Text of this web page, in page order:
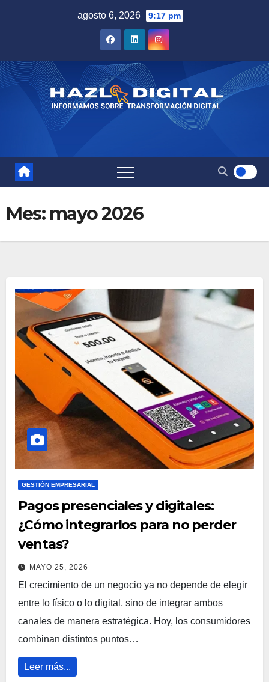
agosto 6, 2026 9:17 pm
Mes: mayo 2026
GESTIÓN EMPRESARIAL
Pagos presenciales y digitales:
¿Cómo integrarlos para no perder
ventas?
MAYO 25, 2026
El crecimiento de un negocio ya no depende de elegir
entre lo físico o lo digital, sino de integrar ambos
canales de manera estratégica. Hoy, los consumidores
combinan distintos puntos…
Leer más...